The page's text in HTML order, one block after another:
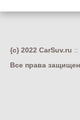
{c} 2022 CarSuv.ru ::
Все права